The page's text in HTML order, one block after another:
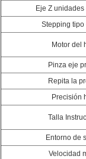
Eje Z
Stepping tipo
Motor del
Pinza eje
Repita la
Precisión
Talla
Entorno de
Velocidad